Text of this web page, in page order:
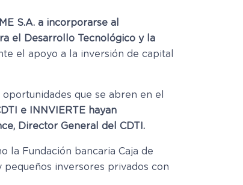
S.A. a incorporarse al
el Desarrollo Tecnológico y la
el apoyo a la inversión de capital
oportunidades que se abren en el
e INNVIERTE hayan
Director General del CDTI.
la Fundación bancaria Caja de
pequeños inversores privados con